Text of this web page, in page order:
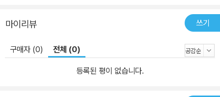
마이리뷰 쓰기
구매자 (0) 전체 (0)
등록된 평이 없습니다.